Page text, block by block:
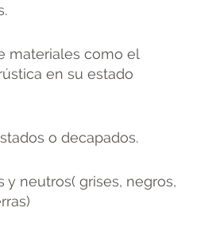
materiales como el
en su estado
o decapados.
y neutros( grises, negros,